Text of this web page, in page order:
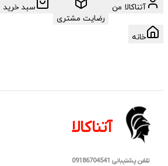
آتناکالا من
رضایت مشتری
سبد خرید
خانه
آتناکالا
تلفن پشتیبانی 09186704541